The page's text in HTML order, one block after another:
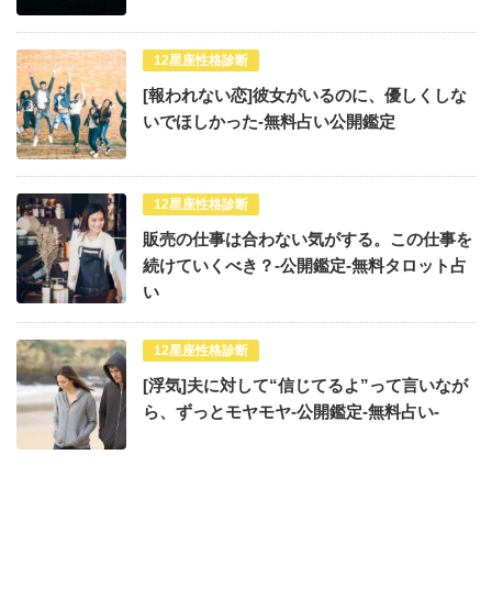
12星座性格診断
[報われない恋]彼女がいるのに、優しくしな
いでほしかった-無料占い公開鑑定
12星座性格診断
販売の仕事は合わない気がする。この仕事を
続けていくべき？-公開鑑定-無料タロット占
い
12星座性格診断
[浮気]夫に対して“信じてるよ”って言いなが
ら、ずっとモヤモヤ-公開鑑定-無料占い-